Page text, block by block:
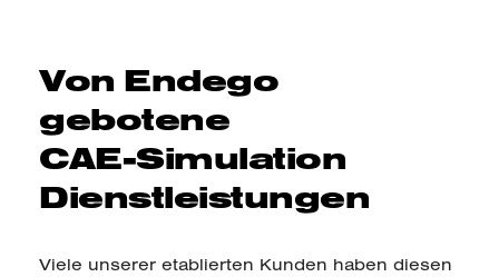
Von Endego
gebotene
CAE-Simulation
Dienstleistungen
Viele unserer etablierten Kunden haben diesen